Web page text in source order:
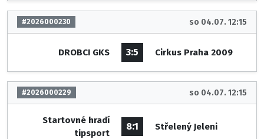
#2026000230 so 04.07. 12:15
DROBCI GKS 3:5 Cirkus Praha 2009
#2026000229 so 04.07. 12:15
Startovné hradí
tipsport
8:1 Střelený Jeleni